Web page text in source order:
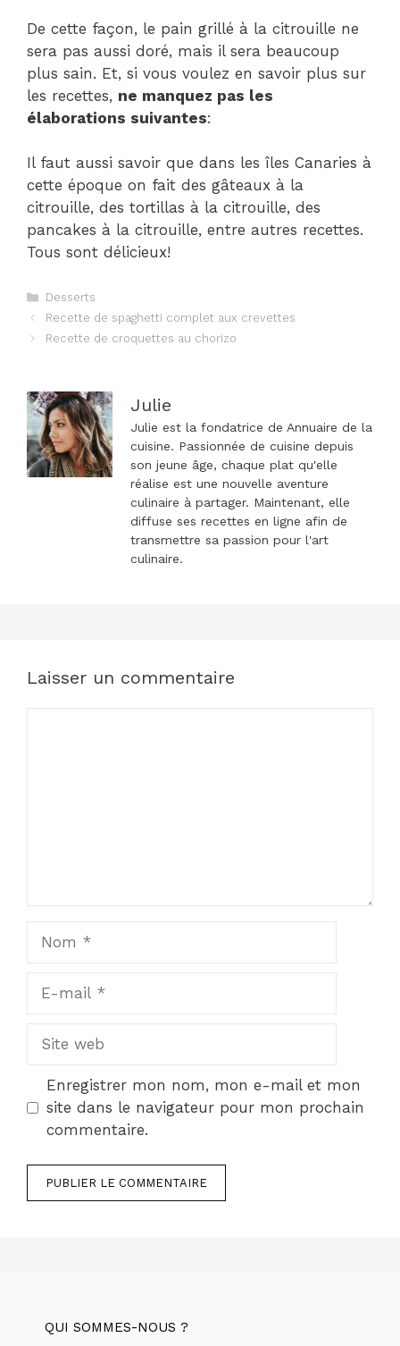
De cette façon, le pain grillé à la citrouille ne
sera pas aussi doré, mais il sera beaucoup
plus sain. Et, si vous voulez en savoir plus sur
les recettes, ne manquez pas les
élaborations suivantes:
Il faut aussi savoir que dans les îles Canaries à
cette époque on fait des gâteaux à la
citrouille, des tortillas à la citrouille, des
pancakes à la citrouille, entre autres recettes.
Tous sont délicieux!
Catégories
Desserts
Navigation
des
Recette de spaghetti complet aux crevettes
Recette de croquettes au chorizo
Julie
Julie est la fondatrice de Annuaire de la
cuisine. Passionnée de cuisine depuis
son jeune âge, chaque plat qu'elle
réalise est une nouvelle aventure
culinaire à partager. Maintenant, elle
diffuse ses recettes en ligne afin de
transmettre sa passion pour l'art
culinaire.
Laisser un commentaire
Site
Enregistrer mon nom, mon e-mail et mon
site dans le navigateur pour mon prochain
commentaire.
QUI SOMMES-NOUS ?